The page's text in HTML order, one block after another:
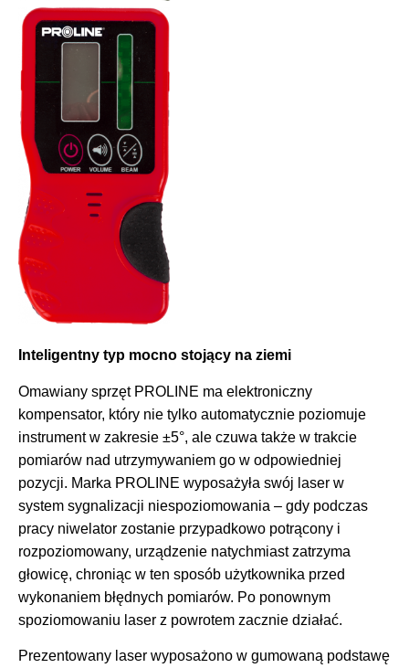
Inteligentny typ mocno stojący na ziemi
Omawiany sprzęt PROLINE ma elektroniczny
kompensator, który nie tylko automatycznie poziomuje
instrument w zakresie ±5°, ale czuwa także w trakcie
pomiarów nad utrzymywaniem go w odpowiedniej
pozycji. Marka PROLINE wyposażyła swój laser w
system sygnalizacji niespoziomowania – gdy podczas
pracy niwelator zostanie przypadkowo potrącony i
rozpoziomowany, urządzenie natychmiast zatrzyma
głowicę, chroniąc w ten sposób użytkownika przed
wykonaniem błędnych pomiarów. Po ponownym
spoziomowaniu laser z powrotem zacznie działać.
Prezentowany laser wyposażono w gumowaną podstawę